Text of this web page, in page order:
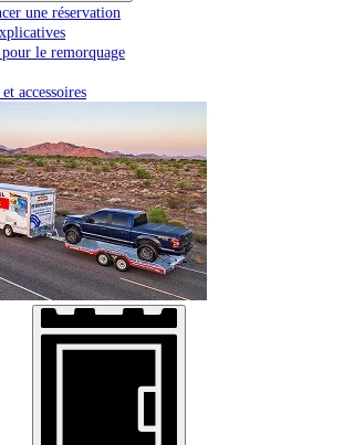
une réservation
le remorquage
accessoires